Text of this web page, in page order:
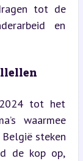
tot de
en
tot het
waarmee
steken
de kop op,